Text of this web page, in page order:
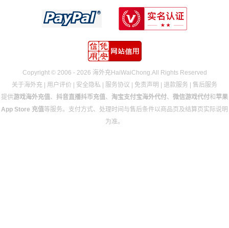
Copyright © 2006 - 2026 海外充HaiWaiChong.All Rights Reserved
关于海外充 | 用户评价 | 安全隐私 | 服务协议 | 免责声明 | 退款服务 | 售后服务
提供游戏海外充值、 抖音直播抖币充值、 淘宝支付宝海外代付、 微信游戏代付和 苹果
App Store 充值等服务。支付方式、处理时间与售后条件以商品页及结算页实际说明
为准。